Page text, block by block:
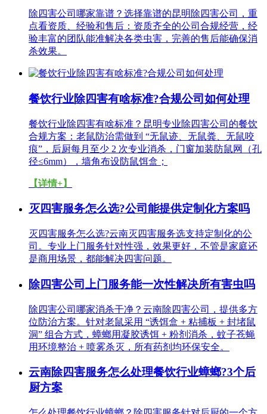
除四害公司哪家靠谱？选择靠谱的昆明除四害公司，重
点看资质、经验和售后：资质齐全的公司合规经营，经
验丰富的团队能准解决各类虫害，完善的售后能确保消
杀效果。
餐饮行业除四害有啥标准?合规公司如何处理
餐饮行业除四害有啥标准？昆明专业除四害公司的餐饮
合规方案：老鼠防治需做到 “无鼠迹、无鼠粪、无鼠咬
痕”，后厨每月至少 2 次专业消杀，门窗加装防鼠网（孔
径≤6mm），墙角布设防鼠饵盒；
【详情+】
灭四害服务怎么选?公司能提供定制化方案吗
灭四害服务怎么选?云南灭四害服务选支持定制化的公
司。专业上门服务针对性强，效果更好，不管是家庭还
是商用场景，都能解决四害问题。
除四害公司上门服务能一次性解决所有害虫吗
除四害公司哪家消杀干净？云南除四害公司，提供多方
位防治方案。针对老鼠采用 “诱饵盒 + 粘捕板 + 封堵鼠
洞” 组合方式，蟑螂用凝胶诱饵 + 粉剂消杀，蚊子苍蝇
用环境整治 + 喷雾杀灭，所有药剂均环保安全。
云南除四害服务怎么处理餐饮行业蟑螂?3个后
厨方案